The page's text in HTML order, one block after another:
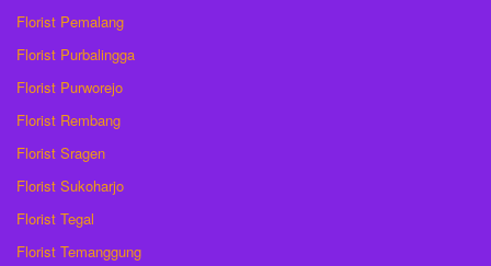
Florist Pemalang
Florist Purbalingga
Florist Purworejo
Florist Rembang
Florist Sragen
Florist Sukoharjo
Florist Tegal
Florist Temanggung